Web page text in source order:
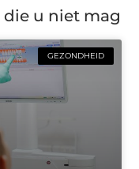
die u niet mag
GEZONDHEID